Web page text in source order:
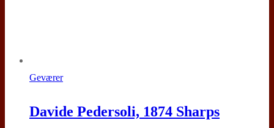
Geværer
Davide Pedersoli, 1874 Sharps